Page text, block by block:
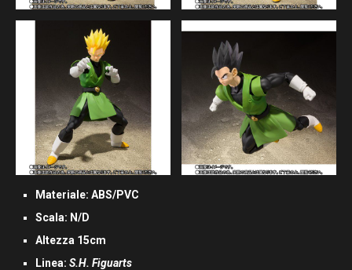
Materiale: ABS/PVC
Scala: N/D
Altezza 15cm
Linea: S.H. Figuarts